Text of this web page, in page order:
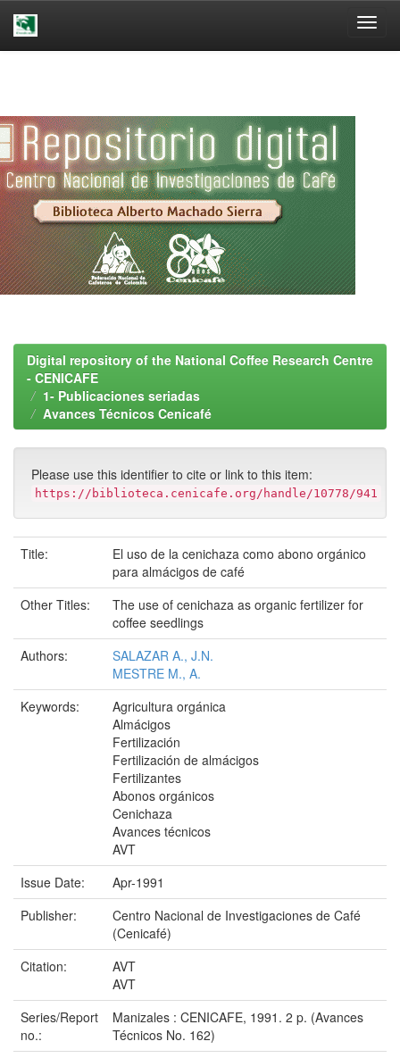
Digital repository of the National Coffee Research Centre
- CENICAFE
1- Publicaciones seriadas
Avances Técnicos Cenicafé
Please use this identifier to cite or link to this item:
https://biblioteca.cenicafe.org/handle/10778/941
Title:
El uso de la cenichaza como abono orgánico
para almácigos de café
Other Titles:
The use of cenichaza as organic fertilizer for
coffee seedlings
Authors:
SALAZAR A., J.N.
MESTRE M., A.
Keywords:
Agricultura orgánica
Almácigos
Fertilización
Fertilización de almácigos
Fertilizantes
Abonos orgánicos
Cenichaza
Avances técnicos
AVT
Issue Date:
Apr-1991
Publisher:
Centro Nacional de Investigaciones de Café
(Cenicafé)
Citation:
AVT
AVT
Series/Report
no.:
Manizales : CENICAFE, 1991. 2 p. (Avances
Técnicos No. 162)